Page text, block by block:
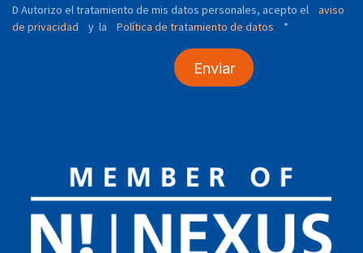
D Autorizo ​​el tratamiento de mis datos personales, acepto el
aviso
de privacidad
y la Política de tratamiento de datos *
Enviar